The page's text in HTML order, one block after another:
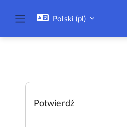
Polski ‎(pl)‎
Potwierdź